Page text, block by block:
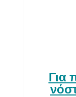
Για